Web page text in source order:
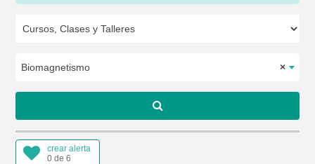
×
Biomagnetismo
crear alerta
0 de 6